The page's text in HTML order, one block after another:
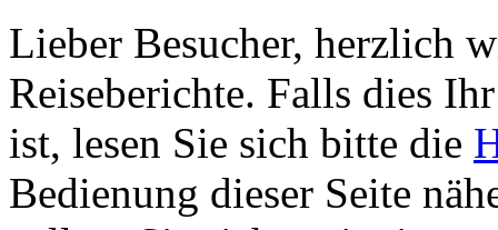
Lieber Besucher, herzlich
Reiseberichte. Falls dies
ist, lesen Sie sich bitte die
Bedienung dieser Seite